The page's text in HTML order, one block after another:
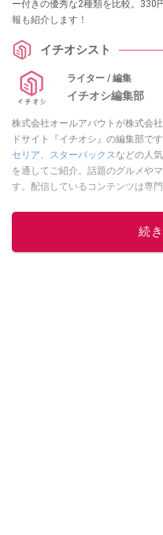
ー付きの優秀な2種類を比較。330
報も紹介します！
イチオシスト
ライター / 編集
イチオシ編集部
株式会社オールアバウトが株式会
ドサイト『イチオシ』の編集部です
セリア、 スターバックスなどの人
を通してご紹介。話題のグルメや
す。配信しているコンテンツは専
ニュースでフォロー
続